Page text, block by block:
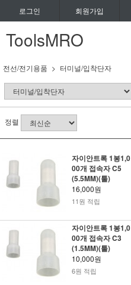
로그인 회원가입
ToolsMRO
전선/전기용품 터미널/입착단자
정렬
자이안트록 1봉1,0
00개 접속자 C5
(5.5MM)(툴)
16,000원
11원 적립
자이안트록 1봉1,0
00개 접속자 C3
(1.5MM)(툴)
10,000원
6원 적립